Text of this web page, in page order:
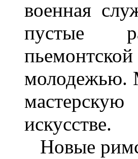
военная
пустые
молодежью.
искусстве.
Новые